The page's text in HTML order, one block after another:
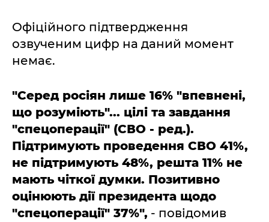
Офіційного підтвердження
озвученим цифр на даний момент
немає.
"Серед росіян лише 16% "впевнені,
що розуміють"... цілі та завдання
"спецоперації" (СВО - ред.).
Підтримують проведення СВО 41%,
не підтримують 48%, решта 11% не
мають чіткої думки. Позитивно
оцінюють дії президента щодо
"спецоперації" 37%", - повідомив